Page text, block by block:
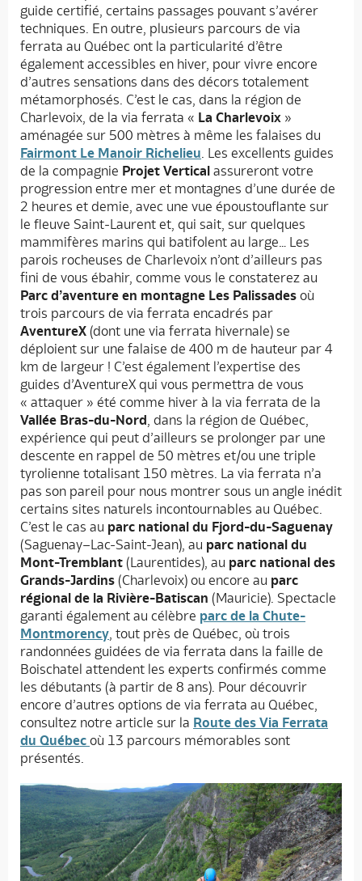
guide certifié, certains passages pouvant s’avérer
techniques. En outre, plusieurs parcours de via
ferrata au Québec ont la particularité d’être
également accessibles en hiver, pour vivre encore
d’autres sensations dans des décors totalement
métamorphosés. C’est le cas, dans la région de
Charlevoix, de la via ferrata « La Charlevoix »
aménagée sur 500 mètres à même les falaises du
Fairmont Le Manoir Richelieu. Les excellents guides
de la compagnie Projet Vertical assureront votre
progression entre mer et montagnes d’une durée de
2 heures et demie, avec une vue époustouflante sur
le fleuve Saint-Laurent et, qui sait, sur quelques
mammifères marins qui batifolent au large… Les
parois rocheuses de Charlevoix n’ont d’ailleurs pas
fini de vous ébahir, comme vous le constaterez au
Parc d’aventure en montagne Les Palissades où
trois parcours de via ferrata encadrés par
AventureX (dont une via ferrata hivernale) se
déploient sur une falaise de 400 m de hauteur par 4
km de largeur ! C’est également l’expertise des
guides d’AventureX qui vous permettra de vous
« attaquer » été comme hiver à la via ferrata de la
Vallée Bras-du-Nord, dans la région de Québec,
expérience qui peut d’ailleurs se prolonger par une
descente en rappel de 50 mètres et/ou une triple
tyrolienne totalisant 150 mètres. La via ferrata n’a
pas son pareil pour nous montrer sous un angle inédit
certains sites naturels incontournables au Québec.
C’est le cas au parc national du Fjord-du-Saguenay
(Saguenay–Lac-Saint-Jean), au parc national du
Mont-Tremblant (Laurentides), au parc national des
Grands-Jardins (Charlevoix) ou encore au parc
régional de la Rivière-Batiscan (Mauricie). Spectacle
garanti également au célèbre parc de la Chute-
Montmorency, tout près de Québec, où trois
randonnées guidées de via ferrata dans la faille de
Boischatel attendent les experts confirmés comme
les débutants (à partir de 8 ans). Pour découvrir
encore d’autres options de via ferrata au Québec,
consultez notre article sur la Route des Via Ferrata
du Québec où 13 parcours mémorables sont
présentés.